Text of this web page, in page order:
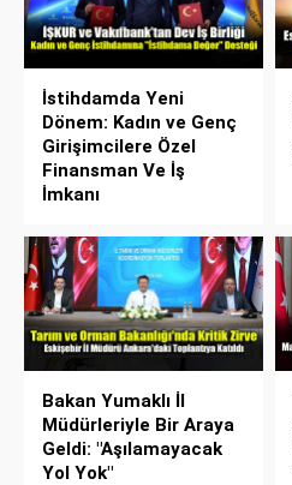
İstihdamda Yeni
Dönem: Kadın ve Genç
Girişimcilere Özel
Finansman Ve İş
İmkanı
Bakan Yumaklı İl
Müdürleriyle Bir Araya
Geldi: "Aşılamayacak
Yol Yok"